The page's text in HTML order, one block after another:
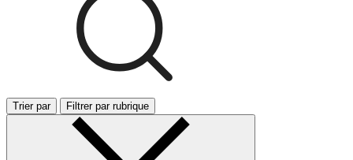
Trier par Filtrer par rubrique